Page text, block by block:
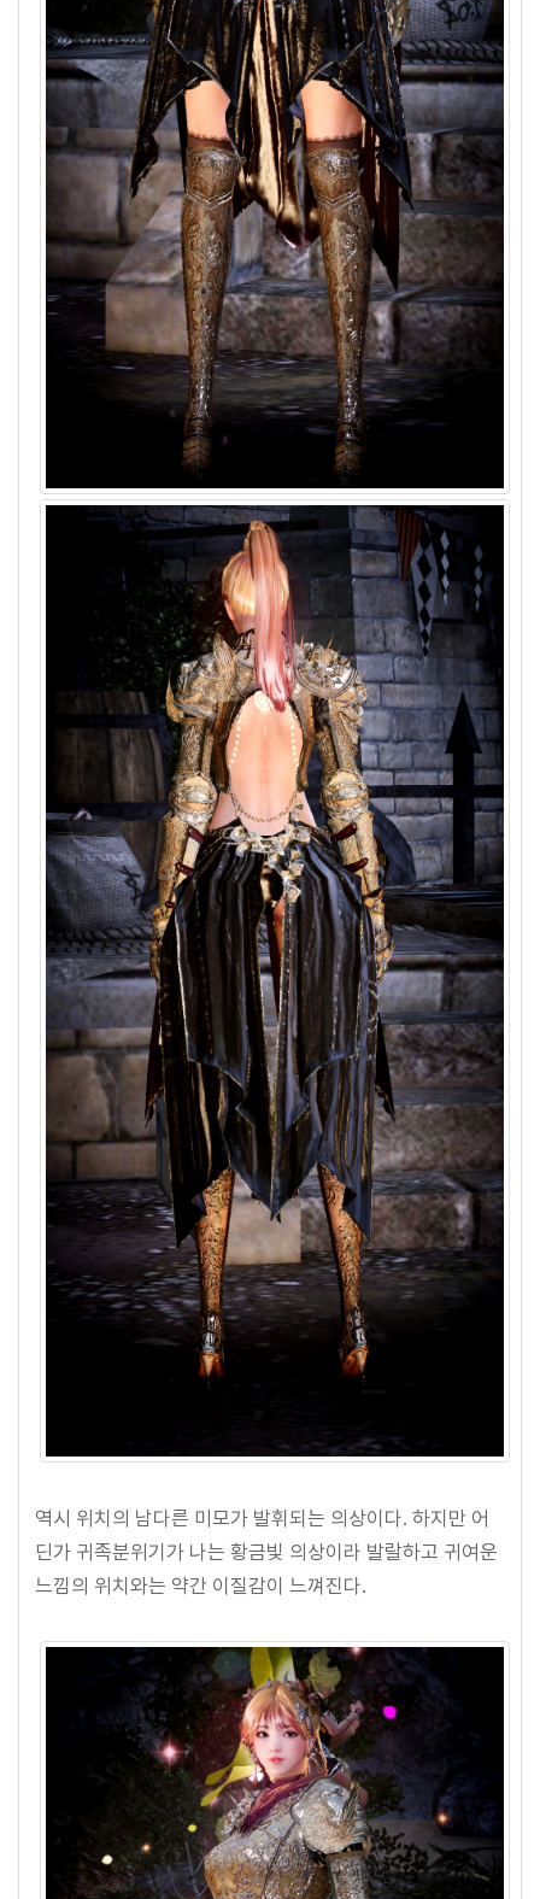
역시 위치의 남다른 미모가 발휘되는 의상이다. 하지만 어
딘가 귀족분위기가 나는 황금빛 의상이라 발랄하고 귀여운
느낌의 위치와는 약간 이질감이 느껴진다.